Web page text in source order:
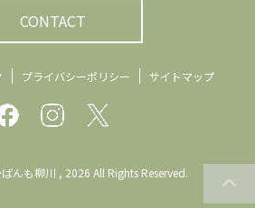
CONTACT
プライバシーポリシー サイトマップ
んも柳川 , 2026 All Rights Reserved.